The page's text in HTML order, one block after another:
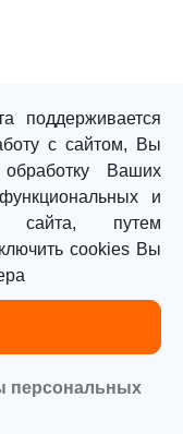
поддерживается
с сайтом, Вы
Ваших
и
сайта, путем
cookies Вы
персональных